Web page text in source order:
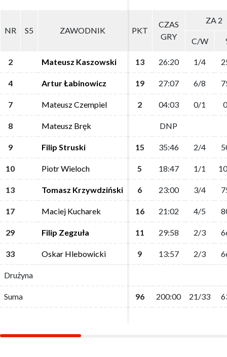
NR S5 ZAWODNIK PKT
CZAS
GRY
ZA 2
C/W
2 Mateusz Kaszowski 13 26:20 1/4
4 Artur Łabinowicz 19 27:07 6/8
7 Mateusz Czempiel 2 04:03 0/1
8 Mateusz Bręk DNP
9 Filip Struski 15 35:46 2/4
10 Piotr Wieloch 5 18:47 1/1
13 Tomasz Krzywdziński 6 23:00 3/4
17 Maciej Kucharek 16 21:02 4/5
29 Filip Zegzuła 11 29:58 2/3
33 Oskar Hlebowicki 9 13:57 2/3
Drużyna
Suma 96 200:00 21/33
NR S5 ZAWODNIK PKT
CZAS
GRY
ZA 2
C/W
2 Mateusz Kaszowski 13 26:20 1/4
4 Artur Łabinowicz 19 27:07 6/8
7 Mateusz Czempiel 2 04:03 0/1
8 Mateusz Bręk DNP
9 Filip Struski 15 35:46 2/4
10 Piotr Wieloch 5 18:47 1/1
13 Tomasz Krzywdziński 6 23:00 3/4
17 Maciej Kucharek 16 21:02 4/5
29 Filip Zegzuła 11 29:58 2/3
33 Oskar Hlebowicki 9 13:57 2/3
Drużyna
Suma 96 200:00 21/33